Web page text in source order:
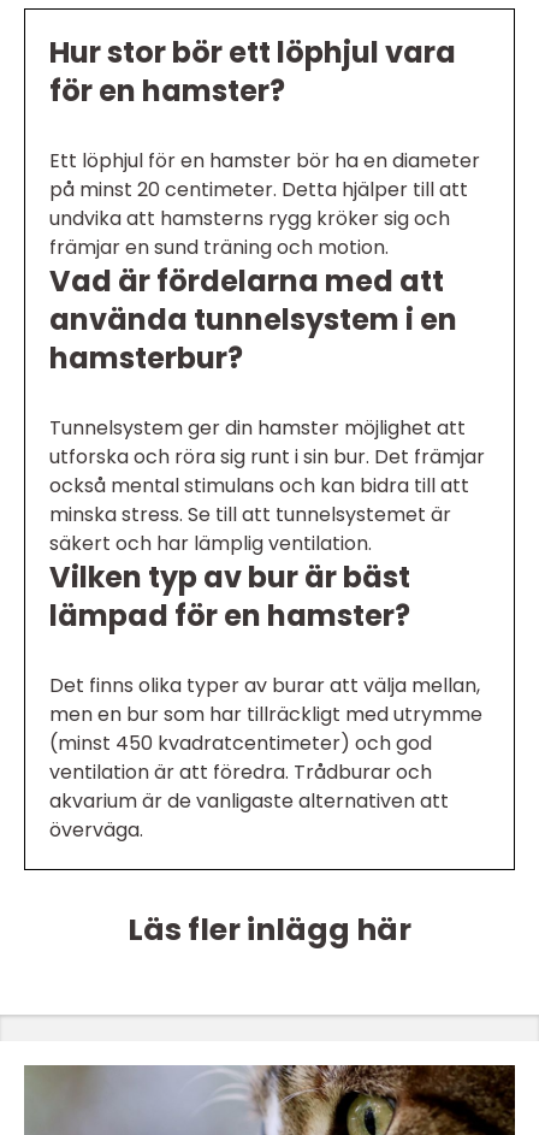
Hur stor bör ett löphjul vara
för en hamster?
Ett löphjul för en hamster bör ha en diameter
på minst 20 centimeter. Detta hjälper till att
undvika att hamsterns rygg kröker sig och
främjar en sund träning och motion.
Vad är fördelarna med att
använda tunnelsystem i en
hamsterbur?
Tunnelsystem ger din hamster möjlighet att
utforska och röra sig runt i sin bur. Det främjar
också mental stimulans och kan bidra till att
minska stress. Se till att tunnelsystemet är
säkert och har lämplig ventilation.
Vilken typ av bur är bäst
lämpad för en hamster?
Det finns olika typer av burar att välja mellan,
men en bur som har tillräckligt med utrymme
(minst 450 kvadratcentimeter) och god
ventilation är att föredra. Trådburar och
akvarium är de vanligaste alternativen att
överväga.
Läs fler inlägg här